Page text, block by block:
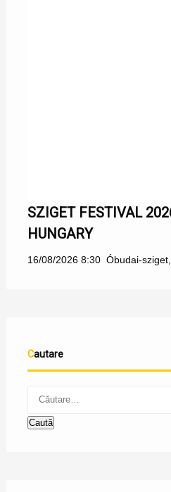
SZIGET FESTIVAL
HUNGARY
16/08/2026 8:30 Óbudai-
Cautare